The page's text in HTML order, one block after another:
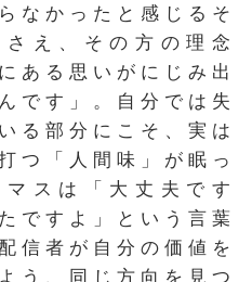
なかったと感じるそ
え、その方の理念
ある思いがにじみ出
です」。自分では失
る部分にこそ、実は
つ「人間味」が眠っ
スは「大丈夫です
ですよ」という言葉
信者が自分の価値を
う、同じ方向を見つ